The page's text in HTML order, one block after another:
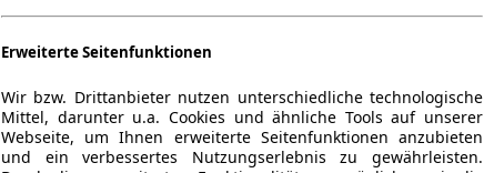
Erweiterte Seitenfunktionen
Wir bzw. Drittanbieter nutzen unterschiedliche technologische
Mittel, darunter u.a. Cookies und ähnliche Tools auf unserer
Webseite, um Ihnen erweiterte Seitenfunktionen anzubieten
und ein verbessertes Nutzungserlebnis zu gewährleisten.